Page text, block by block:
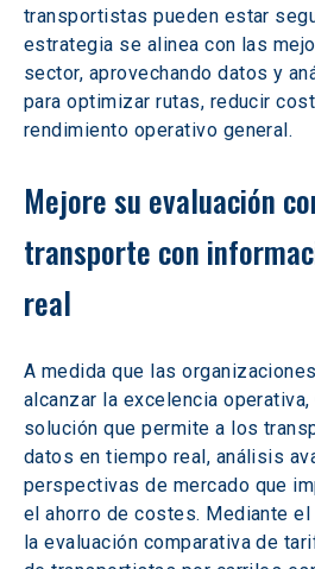
transportistas pueden estar
estrategia se alinea con las
sector, aprovechando datos y
para optimizar rutas, reducir
rendimiento operativo general.
Mejore su evaluación
transporte con
real
A medida que las
alcanzar la excelencia
solución que permite a los
datos en tiempo real, análisis
perspectivas de mercado que
el ahorro de costes. Mediante
la evaluación comparativa de